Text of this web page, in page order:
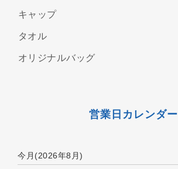
キャップ
タオル
オリジナルバッグ
営業日カレンダー
今月(2026年8月)